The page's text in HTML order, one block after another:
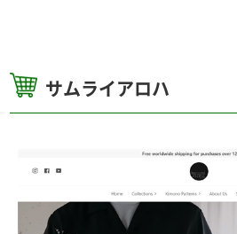
サムライアロハ